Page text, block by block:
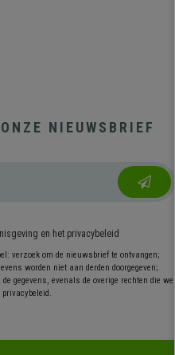
NIEUWSBRIEF
en het privacybeleid
verzoek om de nieuwsbrief te ontvangen;
worden niet aan derden doorgegeven;
gegevens, evenals de overige rechten die we